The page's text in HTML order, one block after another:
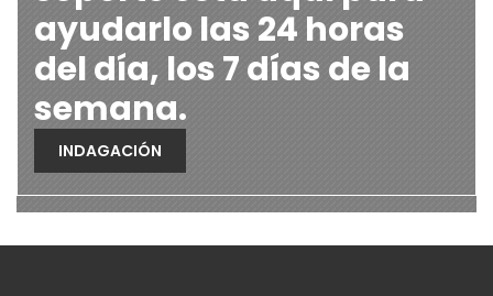
ayudarlo las 24 horas
del día, los 7 días de la
semana.
INDAGACIÓN